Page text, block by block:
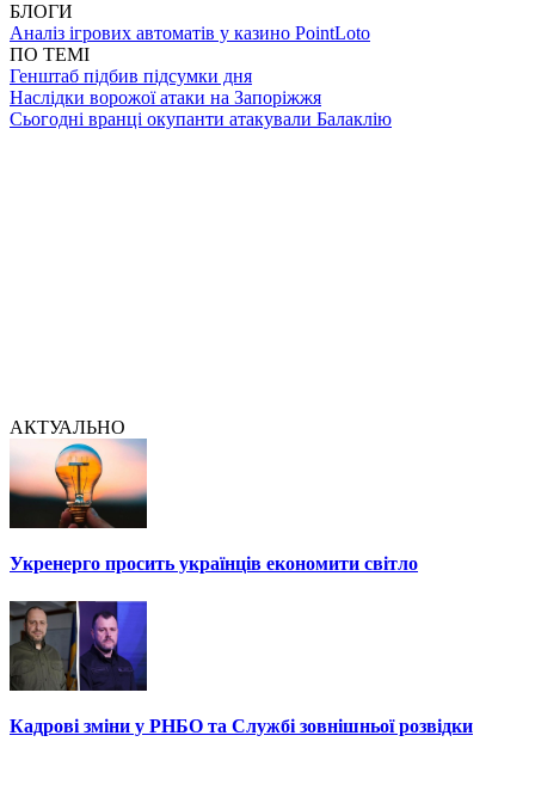
БЛОГИ
Аналіз ігрових автоматів у казино PointLoto
ПО ТЕМІ
Генштаб підбив підсумки дня
Наслідки ворожої атаки на Запоріжжя
Сьогодні вранці окупанти атакували Балаклію
АКТУАЛЬНО
Укренерго просить українців економити світло
Кадрові зміни у РНБО та Службі зовнішньої розвідки